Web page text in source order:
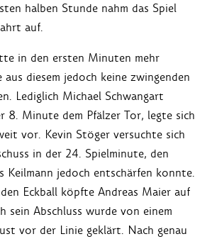
halben Stunde nahm das Spiel
auf.
in den ersten Minuten mehr
diesem jedoch keine zwingenden
Lediglich Michael Schwangart
8. Minute dem Pfälzer Tor, legte sich
vor. Kevin Stöger versuchte sich
in der 24. Spielminute, den
Keilmann jedoch entschärfen konnte.
Eckball köpfte Andreas Maier auf
sein Abschluss wurde von einem
vor der Linie geklärt. Nach genau